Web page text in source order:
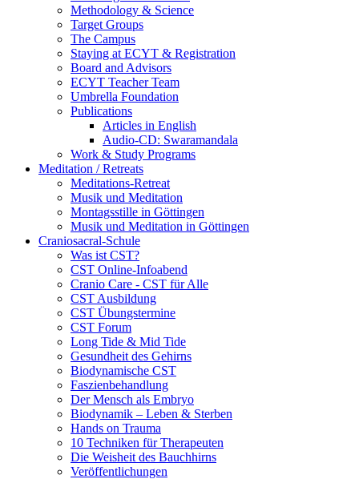
Methodology & Science
Target Groups
The Campus
Staying at ECYT & Registration
Board and Advisors
ECYT Teacher Team
Umbrella Foundation
Publications
Articles in English
Audio-CD: Swaramandala
Work & Study Programs
Meditation / Retreats
Meditations-Retreat
Musik und Meditation
Montagsstille in Göttingen
Musik und Meditation in Göttingen
Craniosacral-Schule
Was ist CST?
CST Online-Infoabend
Cranio Care - CST für Alle
CST Ausbildung
CST Übungstermine
CST Forum
Long Tide & Mid Tide
Gesundheit des Gehirns
Biodynamische CST
Faszienbehandlung
Der Mensch als Embryo
Biodynamik – Leben & Sterben
Hands on Trauma
10 Techniken für Therapeuten
Die Weisheit des Bauchhirns
Veröffentlichungen